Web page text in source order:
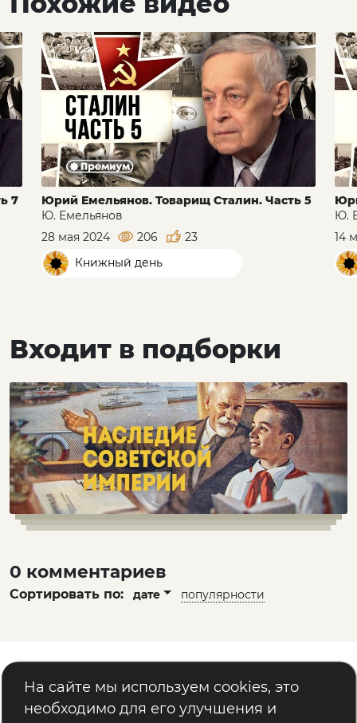
7
Юрий Емельянов. Товарищ Сталин. Часть 5
Ю. Емельянов
28 мая 2024
206
23
Книжный день
Ю.
14
Входит в подборки
0 комментариев
Сортировать по: дате популярности
Политика обработки персональных данных
На сайте мы используем cookies, это
необходимо для его улучшения и